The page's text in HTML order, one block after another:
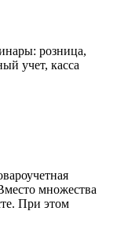
розница,
учет, касса
множества
При этом